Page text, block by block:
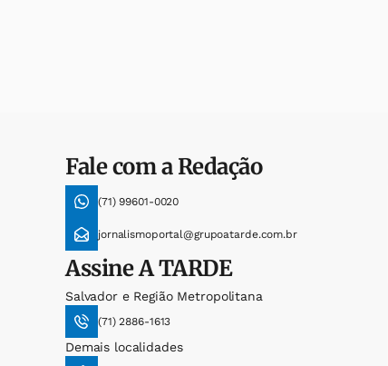
Fale com a Redação
(71) 99601-0020
jornalismoportal@grupoatarde.com.br
AssineA TARDE
Salvador e Região Metropolitana
(71) 2886-1613
Demais localidades